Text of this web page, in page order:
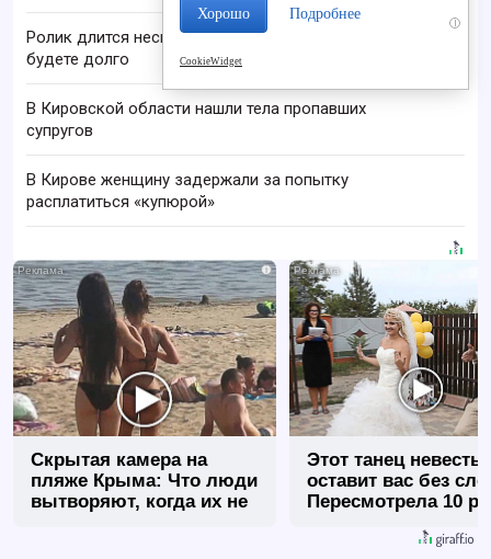
i
Ролик длится несколько секунд, а смеяться вы
будете долго
В Кировской области нашли тела пропавших
супругов
В Кирове женщину задержали за попытку
расплатиться «купюрой»
i
Скрытая камера на
пляже Крыма: Что люди
вытворяют, когда их не
Этот танец невесты
оставит вас без
Пересмотрела 10
Хорошо Подробнее
CookieWidget